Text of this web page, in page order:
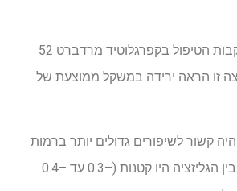
אצל משתתפים שמנים הסובלים מסוכרת, הפחתה במשקל הגוף הייתה 8.4% עד 12.3% בעקבות הטיפול בקפרגלוטיד מרדברט 52
רק ירידה של 1.7%. ניתוח היעילות לקבוצה זו הראה ירידה במשקל ממוצעת של
בנוגע לסיבוכים הקשורים להשמנה, ממצאי הניסוי חשפו כי הטיפול בקפרגלוטיד Maridebart היה קשור לשיפורים גדולים יותר ברמות
ההמוגלובין המוגבלות אצל משתתפים שמנים עם או בלי סוכרת. עם זאת, ההפחתה בהמוגלובין הגליזציה היו קטנות (–0.3 עד –0.4